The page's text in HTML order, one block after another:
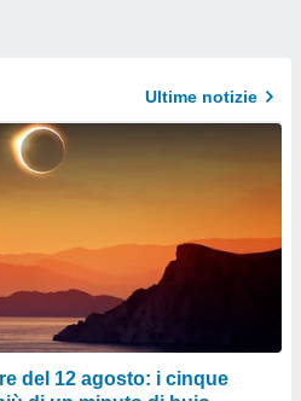
Ultime notizie
del 12 agosto: i cinque